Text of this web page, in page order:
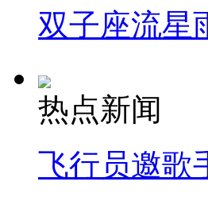
双子座流星
热点新闻
飞行员邀歌